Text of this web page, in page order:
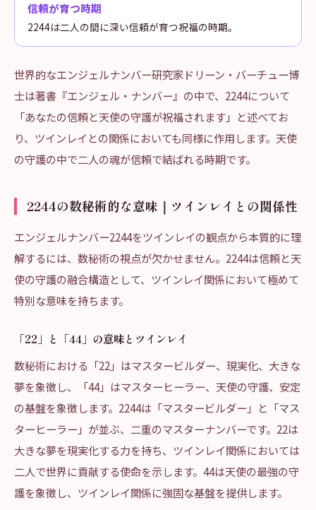
信頼が育つ時期
2244は二人の間に深い信頼が育つ祝福の時期。
世界的なエンジェルナンバー研究家ドリーン・バーチュー博
士は著書『エンジェル・ナンバー』の中で、2244について
「あなたの信頼と天使の守護が祝福されます」と述べてお
り、ツインレイとの関係においても同様に作用します。天使
の守護の中で二人の魂が信頼で結ばれる時期です。
2244の数秘術的な意味｜ツインレイとの関係性
エンジェルナンバー2244をツインレイの観点から本質的に理
解するには、数秘術の視点が欠かせません。2244は信頼と天
使の守護の融合構造として、ツインレイ関係において極めて
特別な意味を持ちます。
「22」と「44」の意味とツインレイ
数秘術における「22」はマスタービルダー、現実化、大きな
夢を象徴し、「44」はマスターヒーラー、天使の守護、安定
の基盤を象徴します。2244は「マスタービルダー」と「マス
ターヒーラー」が並ぶ、二重のマスターナンバーです。22は
大きな夢を現実化する力を持ち、ツインレイ関係においては
二人で世界に貢献する使命を示します。44は天使の最強の守
護を象徴し、ツインレイ関係に強固な基盤を提供します。